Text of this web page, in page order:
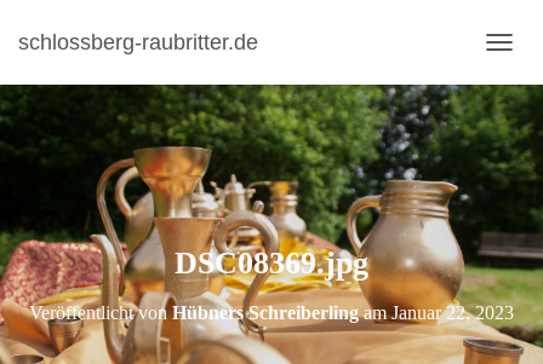
schlossberg-raubritter.de
A
V
I
G
A
I
O
N
U
M
S
DSC08369.jpg
Veröffentlicht vonHübners SchreiberlingamJanuar 22, 2023